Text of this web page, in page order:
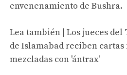
envenenamiento de Bushra.
Lea también | Los jueces
de Islamabad reciben
mezcladas con 'ántrax'